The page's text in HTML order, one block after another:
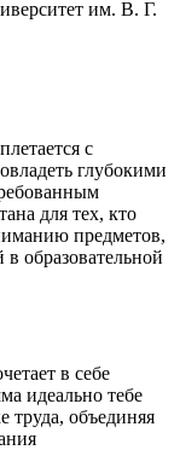
с
глубокими
для тех, кто
предметов,
образовательной
в себе
идеально тебе
труда, объединяя